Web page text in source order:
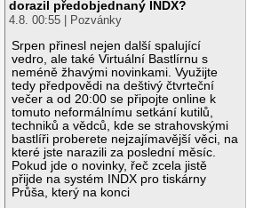
dorazil předobjednaný INDX?
4.8. 00:55 | Pozvánky
Srpen přinesl nejen další spalující
vedro, ale také Virtuální Bastlírnu s
neméně žhavými novinkami. Využijte
tedy předpovědi na deštivý čtvrteční
večer a od 20:00 se připojte online k
tomuto neformálnímu setkání kutilů,
techniků a vědců, kde se strahovskými
bastlíři proberete nejzajímavější věci, na
které jste narazili za poslední měsíc.
Pokud jde o novinky, řeč zcela jistě
přijde na systém INDX pro tiskárny
Průša, který na konci